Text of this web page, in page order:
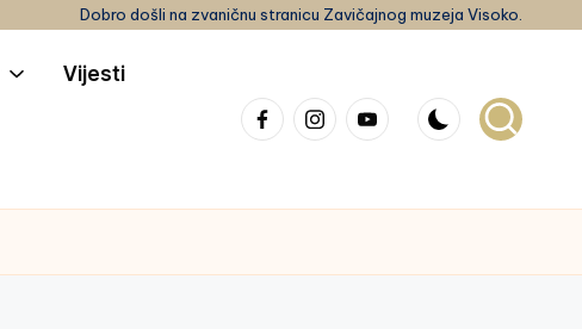
Dobro došli na zvaničnu stranicu Zavičajnog muzeja Visoko.
Vijesti
FacebookInstagram
youtube